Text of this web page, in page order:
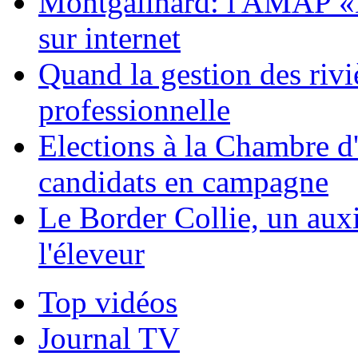
sur internet
Quand la gestion des
professionnelle
Elections à la Chambre
candidats en campagne
Le Border Collie, un
l'éleveur
Top vidéos
Journal TV